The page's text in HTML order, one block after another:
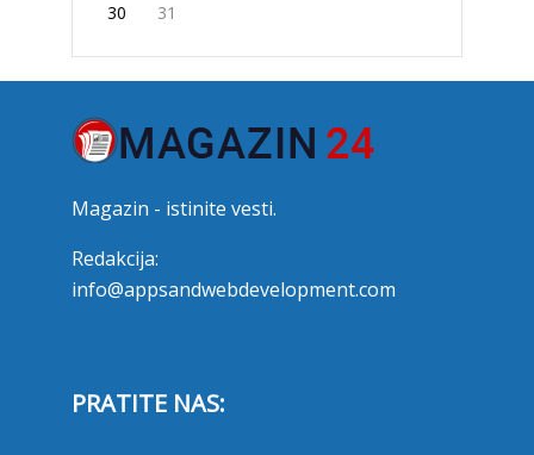
30 31
Magazin - istinite vesti.
Redakcija:
info@appsandwebdevelopment.com
PRATITE NAS: